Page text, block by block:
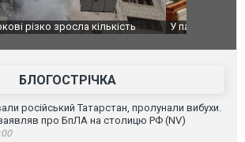
Косово прем'єра закидали яйцями
Приїхав
до
зіркового
БЛОГОСТРІЧКА
російський Татарстан, пролунали вибухи.
про БпЛА на столицю РФ (NV)